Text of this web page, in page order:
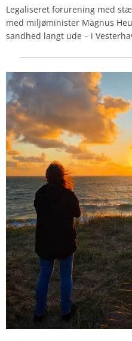
Legaliseret forurening med
med miljøminister Magnus
sandhed langt ude – i